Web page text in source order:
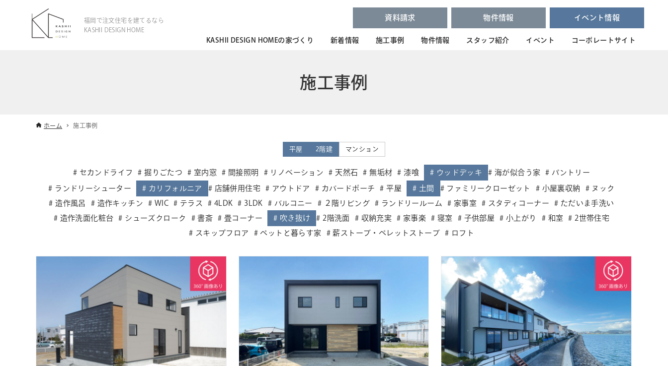
福岡で注文住宅を建てるなら
KASHII DESIGN HOME
資料請求 物件情報 イベント情報
KASHII DESIGN HOMEの家づくり 新着情報 施工事例 物件情報 スタッフ紹介 イベント コーポレートサイト
施工事例
ホーム 施工事例
平屋 2階建 マンション
セカンドライフ 掘りごたつ 室内窓 間接照明 リノベーション 天然石 無垢材 漆喰 ウッドデッキ 海が似合う家 パントリー
ランドリーシューター カリフォルニア 店舗併用住宅 アウトドア カバードポーチ 平屋 土間 ファミリークローゼット 小屋裏収納
ヌック
造作風呂
造作キッチン WIC テラス 4LDK 3LDK バルコニー ２階リビング ランドリールーム 家事室 スタディコーナー
ただいま手洗い
造作洗面化粧台
シューズクローク 書斎 畳コーナー 吹き抜け 2階洗面 収納充実 家事楽 寝室 子供部屋 小上がり 和室
2世帯住宅
スキップフロア
ペットと暮らす家 薪ストーブ・ペレットストーブ ロフト